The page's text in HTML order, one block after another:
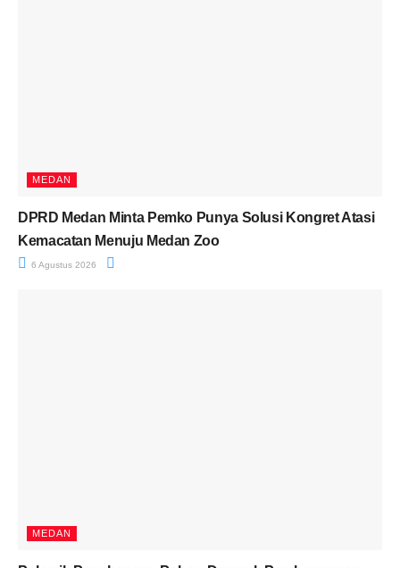
MEDAN
DPRD Medan Minta Pemko Punya Solusi Kongret Atasi
Kemacatan Menuju Medan Zoo
6 Agustus 2026
MEDAN